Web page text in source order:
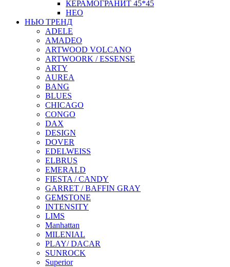
КЕРАМОГРАНИТ 45*45
НЕО
НЬЮ ТРЕНД
ADELE
AMADEO
ARTWOOD VOLCANO
ARTWOORK / ESSENSE
ARTY
AUREA
BANG
BLUES
CHICAGO
CONGO
DAX
DESIGN
DOVER
EDELWEISS
ELBRUS
EMERALD
FIESTA / CANDY
GARRET / BAFFIN GRAY
GEMSTONE
INTENSITY
LIMS
Manhattan
MILENIAL
PLAY/ DACAR
SUNROCK
Superior